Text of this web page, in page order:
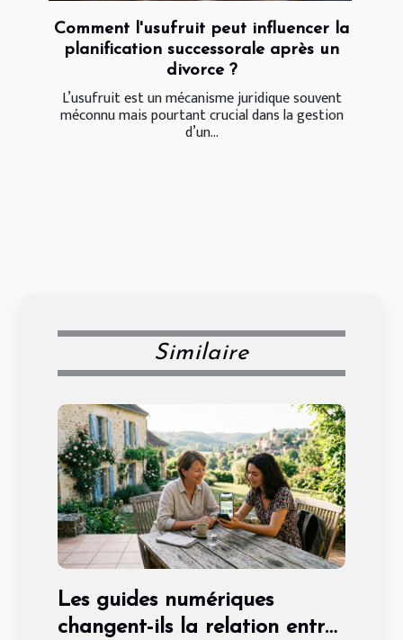
Comment l'usufruit peut influencer la
planification successorale après un
divorce ?
L’usufruit est un mécanisme juridique souvent
méconnu mais pourtant crucial dans la gestion
d’un...
Similaire
Les guides numériques
changent-ils la relation entre